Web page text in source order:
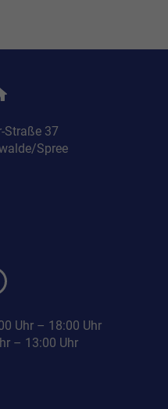
Straße 37
Spree
Uhr – 18:00 Uhr
– 13:00 Uhr